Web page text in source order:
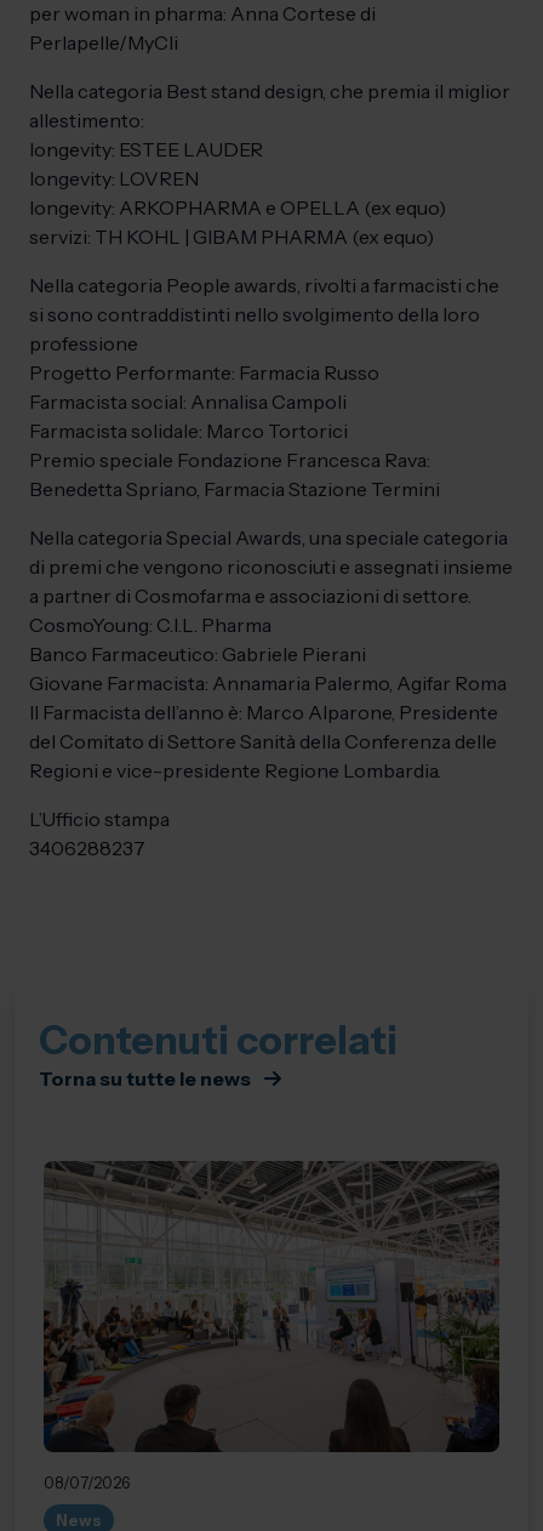
per woman in pharma: Anna Cortese di
Perlapelle/MyCli
Nella categoria Best stand design, che premia il miglior
allestimento:
longevity: ESTEE LAUDER
longevity: LOVREN
longevity: ARKOPHARMA e OPELLA (ex equo)
servizi: TH KOHL | GIBAM PHARMA (ex equo)
Nella categoria People awards, rivolti a farmacisti che
si sono contraddistinti nello svolgimento della loro
professione
Progetto Performante: Farmacia Russo
Farmacista social: Annalisa Campoli
Farmacista solidale: Marco Tortorici
Premio speciale Fondazione Francesca Rava:
Benedetta Spriano, Farmacia Stazione Termini
Nella categoria Special Awards, una speciale categoria
di premi che vengono riconosciuti e assegnati insieme
a partner di Cosmofarma e associazioni di settore.
CosmoYoung: C.I.L. Pharma
Banco Farmaceutico: Gabriele Pierani
Giovane Farmacista: Annamaria Palermo, Agifar Roma
Il Farmacista dell’anno è: Marco Alparone, Presidente
del Comitato di Settore Sanità della Conferenza delle
Regioni e vice-presidente Regione Lombardia.
L’Ufficio stampa
3406288237
Contenuti correlati
Torna su tutte le news
08/07/2026
News